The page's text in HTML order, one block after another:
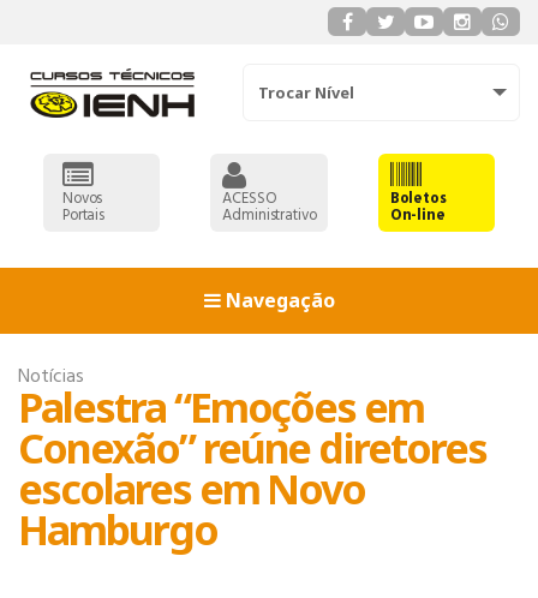
Trocar Nível
Novos
Portais
ACESSO
Administrativo
Boletos
On-line
Navegação
ADMINISTRAÇÃO
Notícias
Palestra “Emoções em
Conexão” reúne diretores
escolares em Novo
Hamburgo